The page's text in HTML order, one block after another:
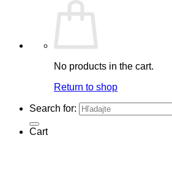
No products in the cart.
Return to shop
Search for:
Cart